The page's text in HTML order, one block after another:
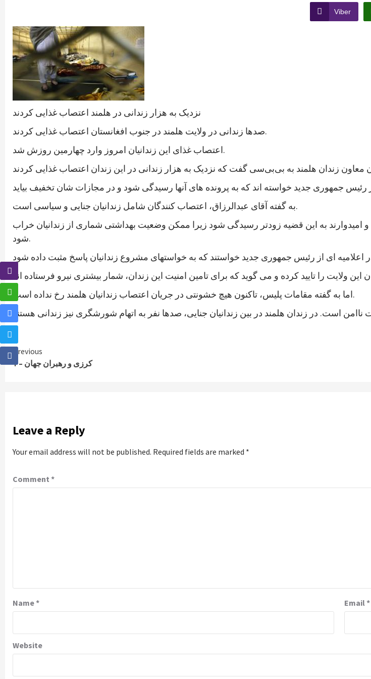
Viber
نزدیک به هزار زندانی در هلمند اعتصاب غذایی کردند
صدها زندانی در ولایت هلمند در جنوب افغانستان اعتصاب غذایی کردند.
اعتصاب غذای این زندانیان امروز وارد چهارمین روزش شد.
به گفته آقای عبدالرزاق، اعتصاب کنندگان شامل زندانیان جنایی و سیاسی است.
و امیدوارند به این قضیه زودتر رسیدگی شود زیرا ممکن وضعیت بهداشتی شماری از زندانیان خراب
شود.
اما به گفته مقامات پلیس، تاکنون هیچ خشونتی در جریان اعتصاب زندانیان هلمند رخ نداده است.
Continue
Reading
Previous
کرزی و رهبران جهان – ۱
Leave a Reply
Your email address will not be published. Required fields are marked *
Comment *
Name* Email*
Website